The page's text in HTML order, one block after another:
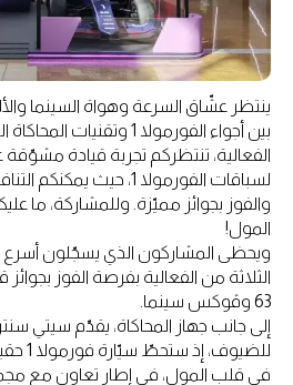
ينتظر عشّاق السرعة وهواة السينما
بين أجواء الفورمولا 1
الفعالية، تنتظركم تجربة قيادة مشوّقة
لسباقات الفورمولا 1، حيث
والفوز بجوائز مميّزة. وللمشاركة، ما
المول!
ويحظى المشاركون الذي يسجّلون أسرع
63 وڤوكس سينما.
إلى جانب جهاز المحاكاة، يقدّم سيتي